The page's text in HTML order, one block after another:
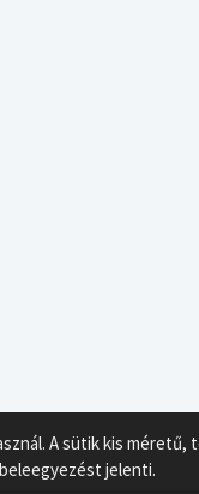
A sütik kis
jelenti.